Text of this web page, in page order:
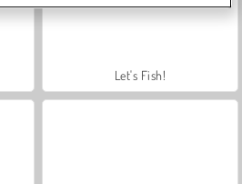
Let's Fish!